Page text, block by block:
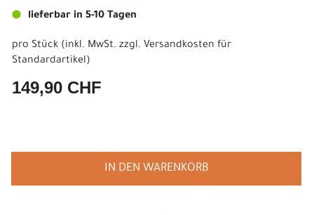
lieferbar in 5-10 Tagen
pro Stück (inkl. MwSt. zzgl. Versandkosten für
Standardartikel)
149,90 CHF
IN DEN WARENKORB